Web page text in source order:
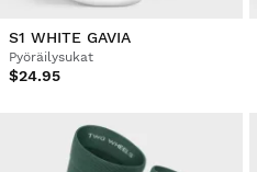
S1 WHITE GAVIA
Pyöräilysukat
$24.95